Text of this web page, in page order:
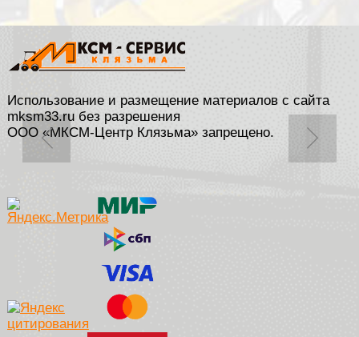
Использование и размещение материалов с сайта
mksm33.ru без разрешения
ООО «МКСМ-Центр Клязьма» запрещено.